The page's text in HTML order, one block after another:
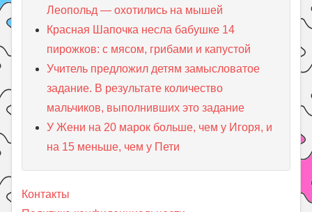
Леопольд — охотились на мышей
Красная Шапочка несла бабушке 14
пирожков: с мясом, грибами и капустой
Учитель предложил детям замысловатое
задание. В результате количество
мальчиков, выполнивших это задание
У Жени на 20 марок больше, чем у Игоря, и
на 15 меньше, чем у Пети
Контакты